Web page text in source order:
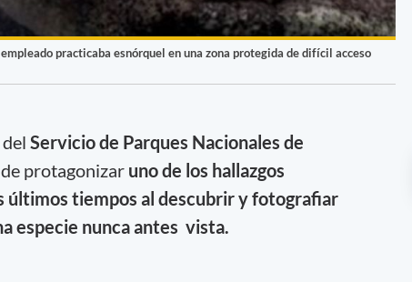
practicaba esnórquel en una zona protegida de difícil acceso
Servicio de Parques Nacionales de
protagonizar uno de los hallazgos
últimos tiempos al descubrir y fotografiar
especie nunca antes vista.